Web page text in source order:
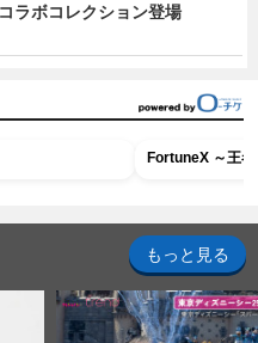
ラボコレクション登場
FortuneX ～王
もっと見る